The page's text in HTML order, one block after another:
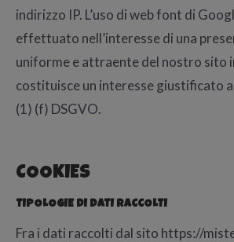
indirizzo IP. L’uso di web font di
effettuato nell’interesse di una
uniforme e attraente del nostro sito
costituisce un interesse giustificato
(1) (f) DSGVO.
COOKIES
TIPOLOGIE DI DATI RACCOLTI
Fra i dati raccolti dal sito https://